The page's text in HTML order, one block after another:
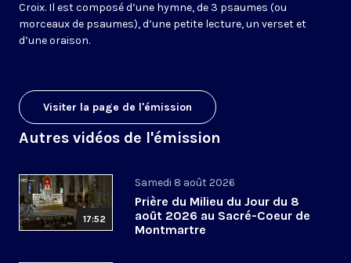
Croix. Il est composé d’une hymne, de 3 psaumes (ou
morceaux de psaumes), d’une petite lecture, un verset et
d’une oraison.
Visiter la page de l'émission
Autres vidéos de l'émission
17:52
Samedi 8 août 2026
Prière du Milieu du Jour du 8
août 2026 au Sacré-Coeur de
Montmartre